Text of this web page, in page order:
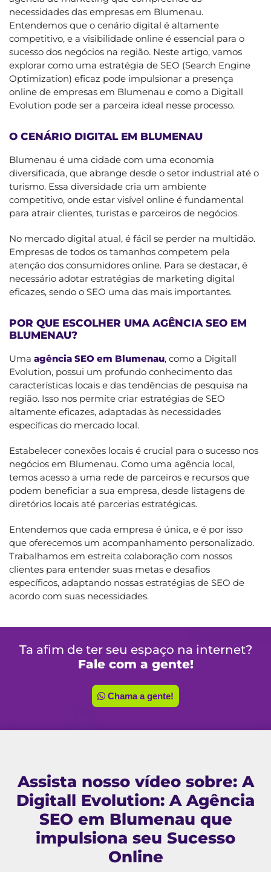
necessidades das empresas em Blumenau.
Entendemos que o cenário digital é altamente
competitivo, e a visibilidade online é essencial para o
sucesso dos negócios na região. Neste artigo, vamos
explorar como uma estratégia de SEO (Search Engine
Optimization) eficaz pode impulsionar a presença
online de empresas em Blumenau e como a Digitall
Evolution pode ser a parceira ideal nesse processo.
O CENÁRIO DIGITAL EM BLUMENAU
Blumenau é uma cidade com uma economia
diversificada, que abrange desde o setor industrial até o
turismo. Essa diversidade cria um ambiente
competitivo, onde estar visível online é fundamental
para atrair clientes, turistas e parceiros de negócios.
No mercado digital atual, é fácil se perder na multidão.
Empresas de todos os tamanhos competem pela
atenção dos consumidores online. Para se destacar, é
necessário adotar estratégias de marketing digital
eficazes, sendo o SEO uma das mais importantes.
POR QUE ESCOLHER UMA AGÊNCIA SEO EM
BLUMENAU?
Uma agência SEO em Blumenau, como a Digitall
Evolution, possui um profundo conhecimento das
características locais e das tendências de pesquisa na
região. Isso nos permite criar estratégias de SEO
altamente eficazes, adaptadas às necessidades
específicas do mercado local.
Estabelecer conexões locais é crucial para o sucesso nos
negócios em Blumenau. Como uma agência local,
temos acesso a uma rede de parceiros e recursos que
podem beneficiar a sua empresa, desde listagens de
diretórios locais até parcerias estratégicas.
Entendemos que cada empresa é única, e é por isso
que oferecemos um acompanhamento personalizado.
Trabalhamos em estreita colaboração com nossos
clientes para entender suas metas e desafios
específicos, adaptando nossas estratégias de SEO de
acordo com suas necessidades.
Ta afim de ter seu espaço na internet?
Fale com a gente!
Chama a gente!
Assista nosso vídeo sobre: A
Digitall Evolution: A Agência
SEO em Blumenau que
impulsiona seu Sucesso
Online